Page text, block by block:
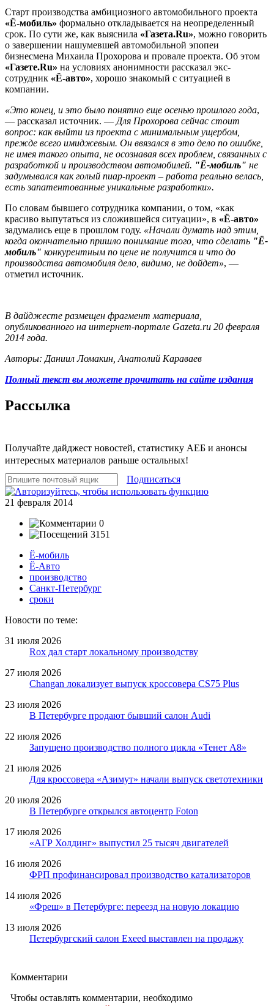
Старт производства амбициозного автомобильного проекта
«Ё-мобиль» формально откладывается на неопределенный
срок. По сути же, как выяснила «Газета.Ru», можно говорить
о завершении нашумевшей автомобильной эпопеи
бизнесмена Михаила Прохорова и провале проекта. Об этом
«Газете.Ru» на условиях анонимности рассказал экс-
сотрудник «Ё-авто», хорошо знакомый с ситуацией в
компании.
«Это конец, и это было понятно еще осенью прошлого года,
— рассказал источник. — Для Прохорова сейчас стоит
вопрос: как выйти из проекта с минимальным ущербом,
прежде всего имиджевым. Он ввязался в это дело по ошибке,
не имея такого опыта, не осознавая всех проблем, связанных с
разработкой и производством автомобилей. "Ё-мобиль" не
задумывался как голый пиар-проект – работа реально велась,
есть запатентованные уникальные разработки».
По словам бывшего сотрудника компании, о том, «как
красиво выпутаться из сложившейся ситуации», в «Ё-авто»
задумались еще в прошлом году. «Начали думать над этим,
когда окончательно пришло понимание того, что сделать "Ё-
мобиль" конкурентным по цене не получится и что до
производства автомобиля дело, видимо, не дойдет», —
отметил источник.
В дайджесте размещен фрагмент материала,
опубликованного на интернет-портале Gazeta.ru 20 февраля
2014 года.
Авторы: Даниил Ломакин, Анатолий Караваев
Полный текст вы можете прочитать на сайте издания
Рассылка
Получайте дайджест новостей, статистику АЕБ и анонсы
интересных материалов раньше остальных!
Подписаться
21 февраля 2014
0
3151
Ё-мобиль
Ё-Авто
производство
Санкт-Петербург
сроки
Новости по теме:
31 июля 2026
Rox дал старт локальному производству
27 июля 2026
Changan локализует выпуск кроссовера CS75 Plus
23 июля 2026
В Петербурге продают бывший салон Audi
22 июля 2026
Запущено производство полного цикла «Тенет A8»
21 июля 2026
Для кроссовера «Азимут» начали выпуск светотехники
20 июля 2026
В Петербурге открылся автоцентр Foton
17 июля 2026
«АГР Холдинг» выпустил 25 тысяч двигателей
16 июля 2026
ФРП профинансировал производство катализаторов
14 июля 2026
«Фреш» в Петербурге: переезд на новую локацию
13 июля 2026
Петербургский салон Exeed выставлен на продажу
Комментарии
Чтобы оставлять комментарии, необходимо